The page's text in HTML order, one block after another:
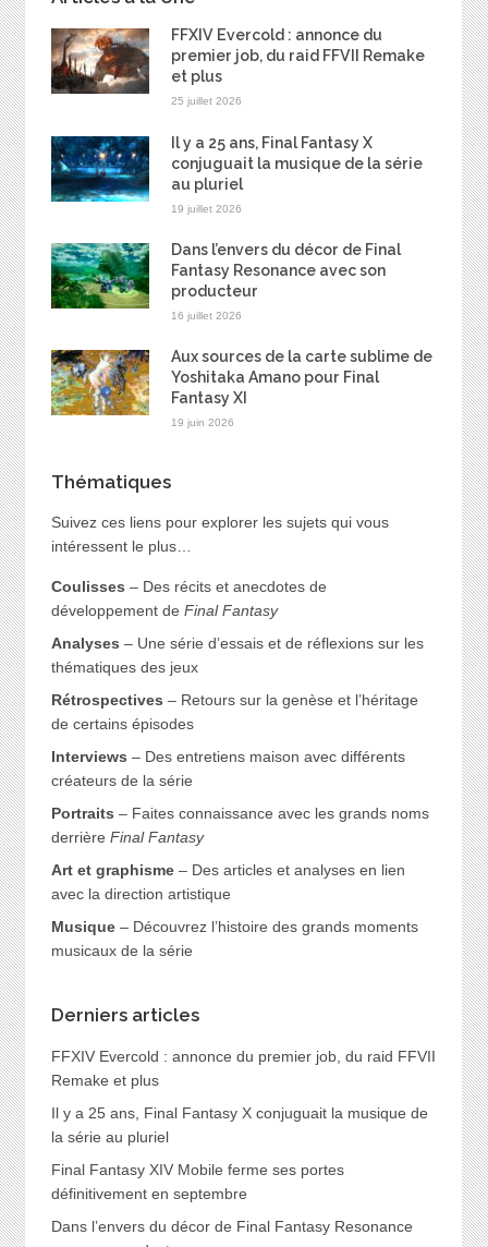
FFXIV Evercold : annonce du
premier job, du raid FFVII Remake
et plus
25 juillet 2026
Il y a 25 ans, Final Fantasy X
conjuguait la musique de la série
au pluriel
19 juillet 2026
Dans l’envers du décor de Final
Fantasy Resonance avec son
producteur
16 juillet 2026
Aux sources de la carte sublime de
Yoshitaka Amano pour Final
Fantasy XI
19 juin 2026
Thématiques
Suivez ces liens pour explorer les sujets qui vous
intéressent le plus…
Coulisses – Des récits et anecdotes de
développement de Final Fantasy
Analyses – Une série d’essais et de réflexions sur les
thématiques des jeux
Rétrospectives – Retours sur la genèse et l’héritage
de certains épisodes
Interviews – Des entretiens maison avec différents
créateurs de la série
Portraits – Faites connaissance avec les grands noms
derrière Final Fantasy
Art et graphisme– Des articles et analyses en lien
avec la direction artistique
Musique– Découvrez l’histoire des grands moments
musicaux de la série
Derniers articles
FFXIV Evercold : annonce du premier job, du raid FFVII
Remake et plus
Il y a 25 ans, Final Fantasy X conjuguait la musique de
la série au pluriel
Final Fantasy XIV Mobile ferme ses portes
définitivement en septembre
Dans l’envers du décor de Final Fantasy Resonance